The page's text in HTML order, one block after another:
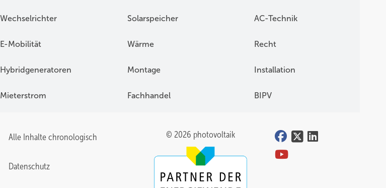
Wechselrichter Solarspeicher AC-Technik
E-Mobilität Wärme Recht
Hybridgeneratoren Montage Installation
Mieterstrom Fachhandel BIPV
Alle Inhalte chronologisch
Datenschutz
© 2026 photovoltaik